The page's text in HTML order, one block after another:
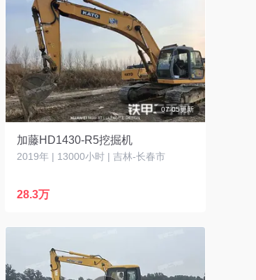
07-05更新
加藤HD1430-R5挖掘机
2019年 | 13000小时 | 吉林-长春市
28.3万